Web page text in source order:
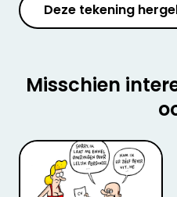
Deze tekening
Misschien